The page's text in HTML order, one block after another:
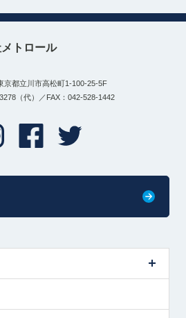
トロール
京都立川市高松町1-100-25-5F
（代）／FAX：042-528-1442